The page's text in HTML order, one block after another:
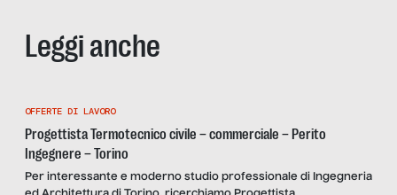
Leggi anche
OFFERTE DI LAVORO
Progettista Termotecnico civile – commerciale – Perito
Ingegnere – Torino
Per interessante e moderno studio professionale di Ingegneria